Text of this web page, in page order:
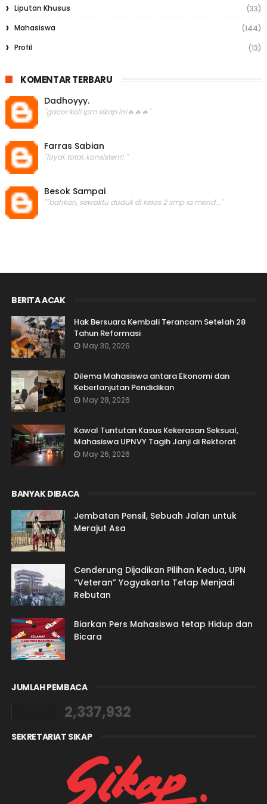
Liputan Khusus
(33)
Mahasiswa
(144)
Profil
(13)
KOMENTAR TERBARU
Dadhoyyy.
"gacor kali lpm sikap ini🔥🔥🔥"
Farras Sabian
"loyal, total, konsisten!! "
Besok Sampai
""bahkan, sewaktu duduk di kelas 2 smp ia mend..."
BERITA ACAK
Hak Bersuara Kembali Terancam Setelah 28
Tahun Reformasi
May 30, 2026
Dilema Mahasiswa antara Ekonomi dan
Keberlanjutan Pendidikan
May 28, 2026
Kawal Tuntutan Kasus Kekerasan Seksual,
Mahasiswa UPNVY Tagih Janji di Rektorat
May 26, 2026
BANYAK DIBACA
Jembatan Pensil, Sebuah Jalan untuk
Merajut Asa
Cenderung Dijadikan Pilihan Kedua, UPN
“Veteran” Yogyakarta Tetap Menjadi
Rebutan
Biarkan Pers Mahasiswa tetap Hidup dan
Bicara
JUMLAH PEMBACA
2,337,932
SEKRETARIAT SIKAP